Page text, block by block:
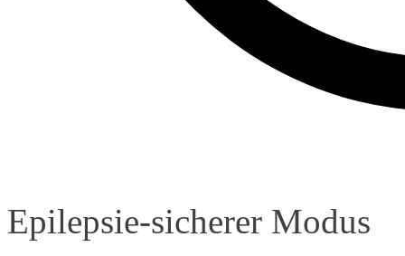
Epilepsie-sicherer Modus